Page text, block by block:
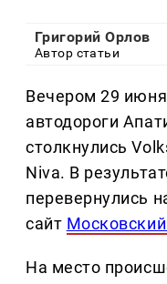
Григорий Орлов
Автор статьи
Вечером 29
автодороги
столкнулись
Niva. В
перевернулись
сайт
На место